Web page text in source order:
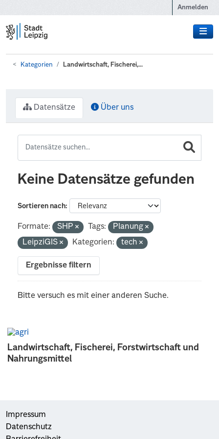
Anmelden
Kategorien Landwirtschaft, Fischerei,...
Landwirtschaft, Fischerei, Forstwirtschaft und
Nahrungsmittel
Datensätze Über uns
Keine Datensätze gefunden
Sortieren nach
Formate: SHP Tags:
Planung
LeipziGIS
Kategorien: tech
Ergebnisse filtern
Bitte versuch es mit einer anderen Suche.
Impressum
Datenschutz